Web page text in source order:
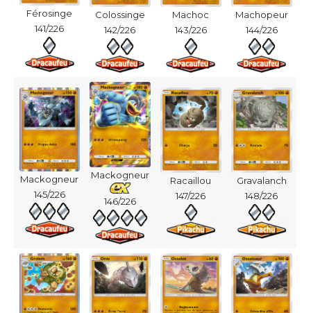
Férosinge
141/226
Colossinge
142/226
Machoc
143/226
Machopeur
144/226
Mackogneur
145/226
Mackogneur
146/226
Racaillou
147/226
Gravalanch
148/226